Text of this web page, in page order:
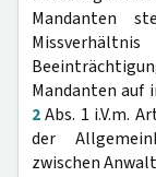
Mandanten
Mandanten
2Abs. 1 i.V.m.
der
zwischen